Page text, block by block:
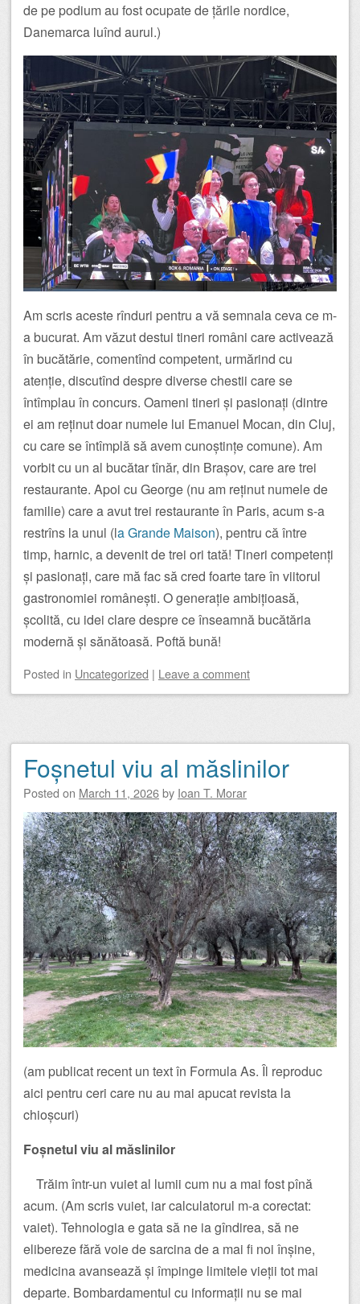
de pe podium au fost ocupate de țările nordice,
Danemarca luînd aurul.)
Am scris aceste rînduri pentru a vă semnala ceva ce m-
a bucurat. Am văzut destui tineri români care activează
în bucătărie, comentînd competent, urmărind cu
atenție, discutînd despre diverse chestii care se
întîmplau în concurs. Oameni tineri și pasionați (dintre
ei am reținut doar numele lui Emanuel Mocan, din Cluj,
cu care se întîmplă să avem cunoștințe comune). Am
vorbit cu un al bucătar tînăr, din Brașov, care are trei
restaurante. Apoi cu George (nu am reținut numele de
familie) care a avut trei restaurante în Paris, acum s-a
restrîns la unul (la Grande Maison), pentru că între
timp, harnic, a devenit de trei ori tată! Tineri competenți
și pasionați, care mă fac să cred foarte tare în viitorul
gastronomiei românești. O generație ambițioasă,
școlită, cu idei clare despre ce înseamnă bucătăria
modernă și sănătoasă. Poftă bună!
Posted in Uncategorized | Leave a comment
Foșnetul viu al măslinilor
Posted on March 11, 2026by Ioan T. Morar
(am publicat recent un text în Formula As. Îl reproduc
aici pentru ceri care nu au mai apucat revista la
chioșcuri)
Foșnetul viu al măslinilor
Trăim într-un vuiet al lumii cum nu a mai fost pînă
acum. (Am scris vuiet, iar calculatorul m-a corectat:
vaiet). Tehnologia e gata să ne ia gîndirea, să ne
elibereze fără voie de sarcina de a mai fi noi înșine,
medicina avansează și împinge limitele vieții tot mai
departe. Bombardamentul cu informații nu se mai